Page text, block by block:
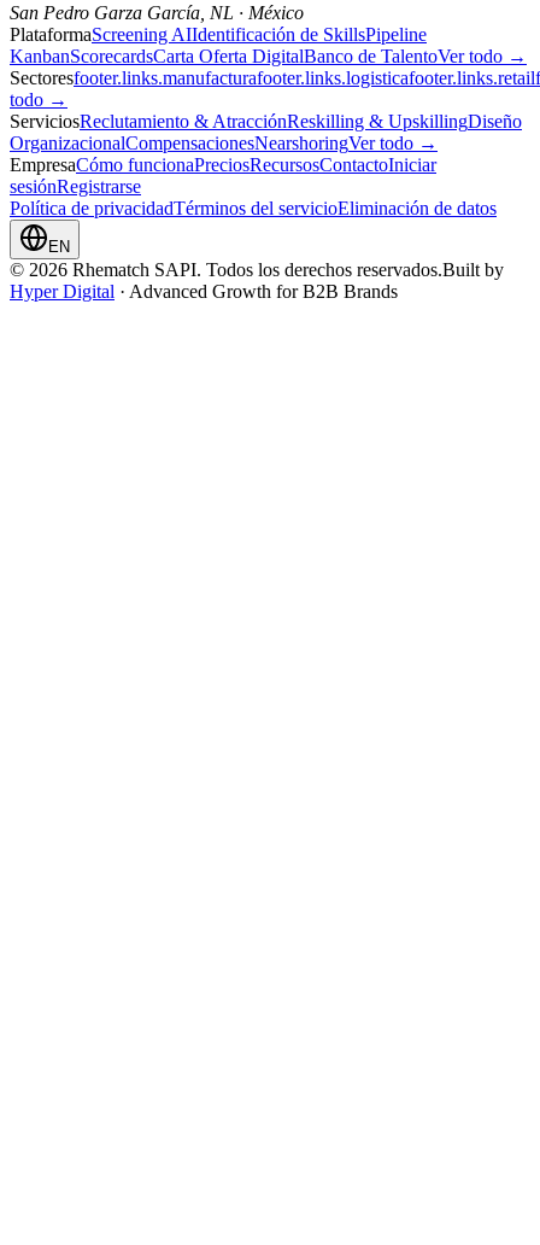
San Pedro Garza García, NL · México
PlataformaScreening AIIdentificación de SkillsPipeline
KanbanScorecardsCarta Oferta DigitalBanco de TalentoVer todo →
Sectoresfooter.links.manufacturafooter.links.logisticafooter.links.retail
todo →
ServiciosReclutamiento & AtracciónReskilling & UpskillingDiseño
OrganizacionalCompensacionesNearshoringVer todo →
EmpresaCómo funcionaPreciosRecursosContactoIniciar
sesiónRegistrarse
Política de privacidadTérminos del servicioEliminación de datos
EN
© 2026 Rhematch SAPI. Todos los derechos reservados.Built by
Hyper Digital · Advanced Growth for B2B Brands